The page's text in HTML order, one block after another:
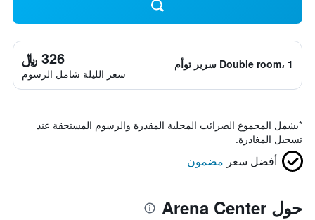
Double room، 1 سرير توأم 326 ﷼
سعر الليلة شامل الرسوم
*يشمل المجموع الضرائب المحلية المقدرة والرسوم المستحقة عند
تسجيل المغادرة.
أفضل سعر مضمون
حول Arena Center